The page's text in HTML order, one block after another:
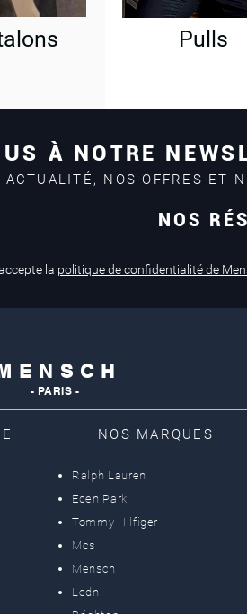
Pulls
en magasin
À NOTRE
NOS OFFRES ET
NOS
la politique de confidentialité de
E N S C H
- PARIS -
NOS MARQUES
Ralph Lauren
Eden Park
Tommy Hilfiger
Mcs
Mensch
Lcdn